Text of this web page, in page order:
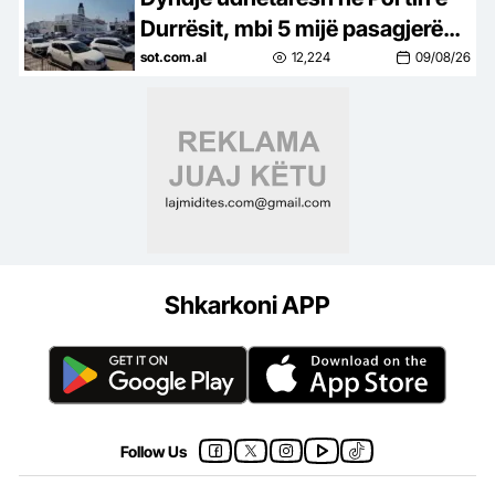
Durrësit, mbi 5 mijë pasagjerë
zbarkojnë në pak orë, në
sot.com.al 12,224 09/08/26
Shkarkoni APP
Follow Us